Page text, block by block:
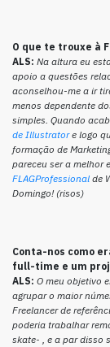
O que te trouxe à
ALS: Na altura eu
apoio a questões
aconselhou-me a ir
menos dependente
simples. Quando
de Illustratore logo
formação de
pareceu ser a melhor
FLAGProfessional de
Domingo! (risos)
Conta-nos como
full-time e um
ALS: O meu objetivo
agrupar o maior
Freelancer de
poderia trabalhar
skate- , e a par disso